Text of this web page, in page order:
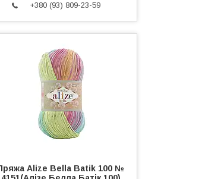
+380 (93) 809-23-59
Alize Bella Batik 100 №